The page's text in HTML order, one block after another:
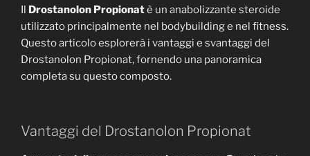
Il Drostanolon Propionatè un anabolizzante steroide
utilizzato principalmente nel bodybuilding e nel fitness.
Questo articolo esplorerà i vantaggi e svantaggi del
Drostanolon Propionat, fornendo una panoramica
completa su questo composto.
Vantaggi del Drostanolon Propionat